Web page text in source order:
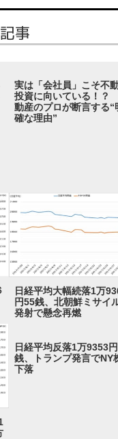
事
実は「会社員」こそ不
投資に向いている！？
動産のプロが断言する“
確な理由”
日経平均大幅続落1万
円55銭、北朝鮮ミサイ
発射で懸念再燃
日経平均反落1万9353
銭、トランプ発言でNY
下落